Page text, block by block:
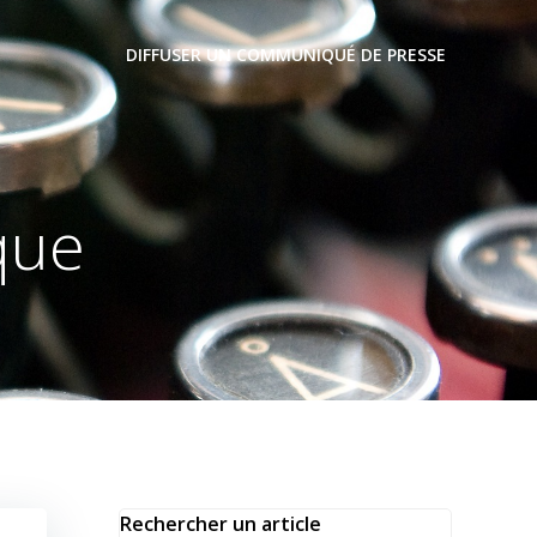
DIFFUSER UN COMMUNIQUÉ DE PRESSE
Rechercher un article